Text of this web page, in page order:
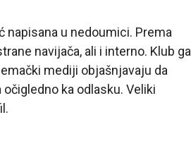
napisana u nedoumici. Prema
navijača, ali i interno. Klub ga
mediji objašnjavaju da
ka odlasku. Veliki